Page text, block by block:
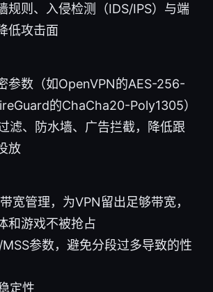
规则、入侵检测（IDS/IPS）与端
低攻击面
参数（如OpenVPN的AES-256-
的ChaCha20-Poly1305）
滤、防水墙、广告拦截，降低跟
放
宽管理，为VPN留出足够带宽，
和游戏不被抢占
参数，避免分段过多导致的性
定性